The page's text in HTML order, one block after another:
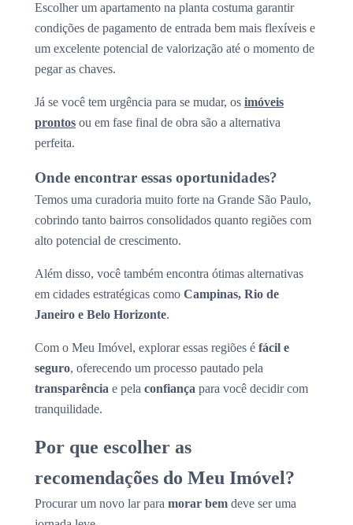
Escolher um apartamento na planta costuma garantir
condições de pagamento de entrada bem mais flexíveis e
um excelente potencial de valorização até o momento de
pegar as chaves.
Já se você tem urgência para se mudar, os imóveis
prontos ou em fase final de obra são a alternativa
perfeita.
Onde encontrar essas oportunidades?
Temos uma curadoria muito forte na Grande São Paulo,
cobrindo tanto bairros consolidados quanto regiões com
alto potencial de crescimento.
Além disso, você também encontra ótimas alternativas
em cidades estratégicas como Campinas, Rio de
Janeiro e Belo Horizonte.
Com o Meu Imóvel, explorar essas regiões é fácil e
seguro, oferecendo um processo pautado pela
transparência e pela confiança para você decidir com
tranquilidade.
Por que escolher as
recomendações do Meu Imóvel?
Procurar um novo lar para morar bem deve ser uma